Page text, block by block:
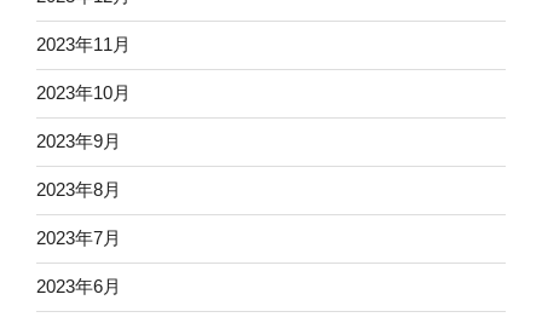
2023年11月
2023年10月
2023年9月
2023年8月
2023年7月
2023年6月